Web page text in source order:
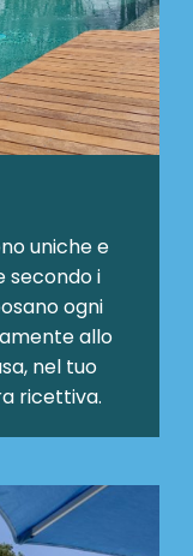
uniche e
secondo i
ogni
allo
nel tuo
ricettiva.